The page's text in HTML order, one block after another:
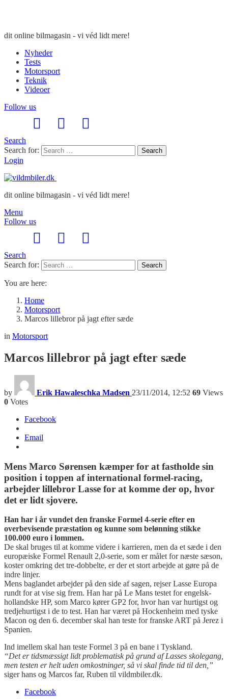
dit online bilmagasin - vi véd lidt mere!
Nyheder
Tests
Motorsport
Teknik
Videoer
Follow us
Search
Search for:
Search
Login
dit online bilmagasin - vi véd lidt mere!
Menu
Follow us
Search
Search for:
Search
You are here:
Home
Motorsport
Marcos lillebror på jagt efter sæde
in Motorsport
Marcos lillebror på jagt efter sæde
by Erik Hawaleschka Madsen 23/11/2014, 12:52 69 Views
0 Votes
Facebook
Email
Mens Marco Sørensen kæmper for at fastholde sin
position i toppen af international formel-racing,
arbejder lillebror Lasse for at komme der op, hvor
det er lidt sjovere.
Han har i år vundet den franske Formel 4-serie efter en
overbevisende præstation og kunne som belønning stikke
100.000 euro i lommen.
De skal bruges til at komme videre i karrieren, men da et sæde i den
europæiske Formel Renault 2,0-serie, som er målet for næste sæson,
koster omkring det tre-dobbelte, er der et stort arbejde at gøre på de
indre linjer.
Mens baglandet arbejder på den side af sagen, rejser Lasse Europa
rundt for at vise sig frem. Han har på Le Mans testet for engelsk-
hollandske HP, som Marco kører GP2 for, hvor han var hurtigst og
tredjehurtigst i de to test. Han har været på Hockenheim med tyske
Macon og den 6. december skal han teste for franske ART på Jerez i
Spanien.
Ind imellem skal han teste Formel 3 på en bane i Tyskland.
“Det er tidsmæssigt lidt problematisk på grund af Lasses skolegang,
men testen er helt uden omkostninger, så vi skal finde tid til den,”
siger hans og Marcos far, Ruben til vildmbiler.dk.
Facebook